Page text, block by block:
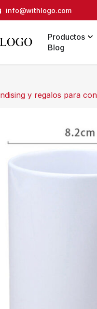
info@withlogo.com
Productos
Blog
y regalos para